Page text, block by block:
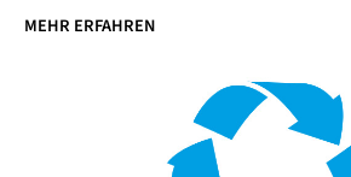
MEHR ERFAHREN